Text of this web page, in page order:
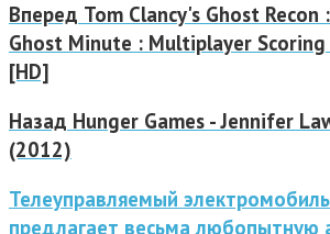
Вперед Tom Clancy's Ghost
Ghost Minute : Multiplayer
[HD]
Назад Hunger Games - Jennifer
(2012)
Телеуправляемый
предлагает весьма любопытную